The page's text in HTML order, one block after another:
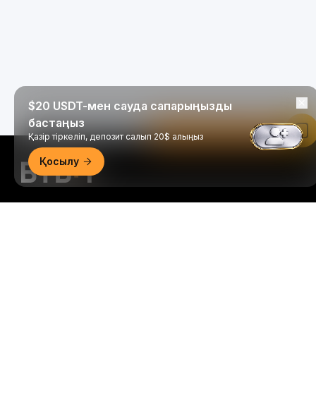
$20 USDT-мен сауда сапарыңызды
бастаңыз
Қазір тіркеліп, депозит салып 20$ алыңыз
Қосылу
Bybit қолданбасында оқу